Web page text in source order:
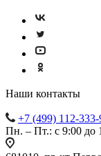
Наши контакты
+7 (499) 112-333-
Пн. – Пт.: с 9:00 до